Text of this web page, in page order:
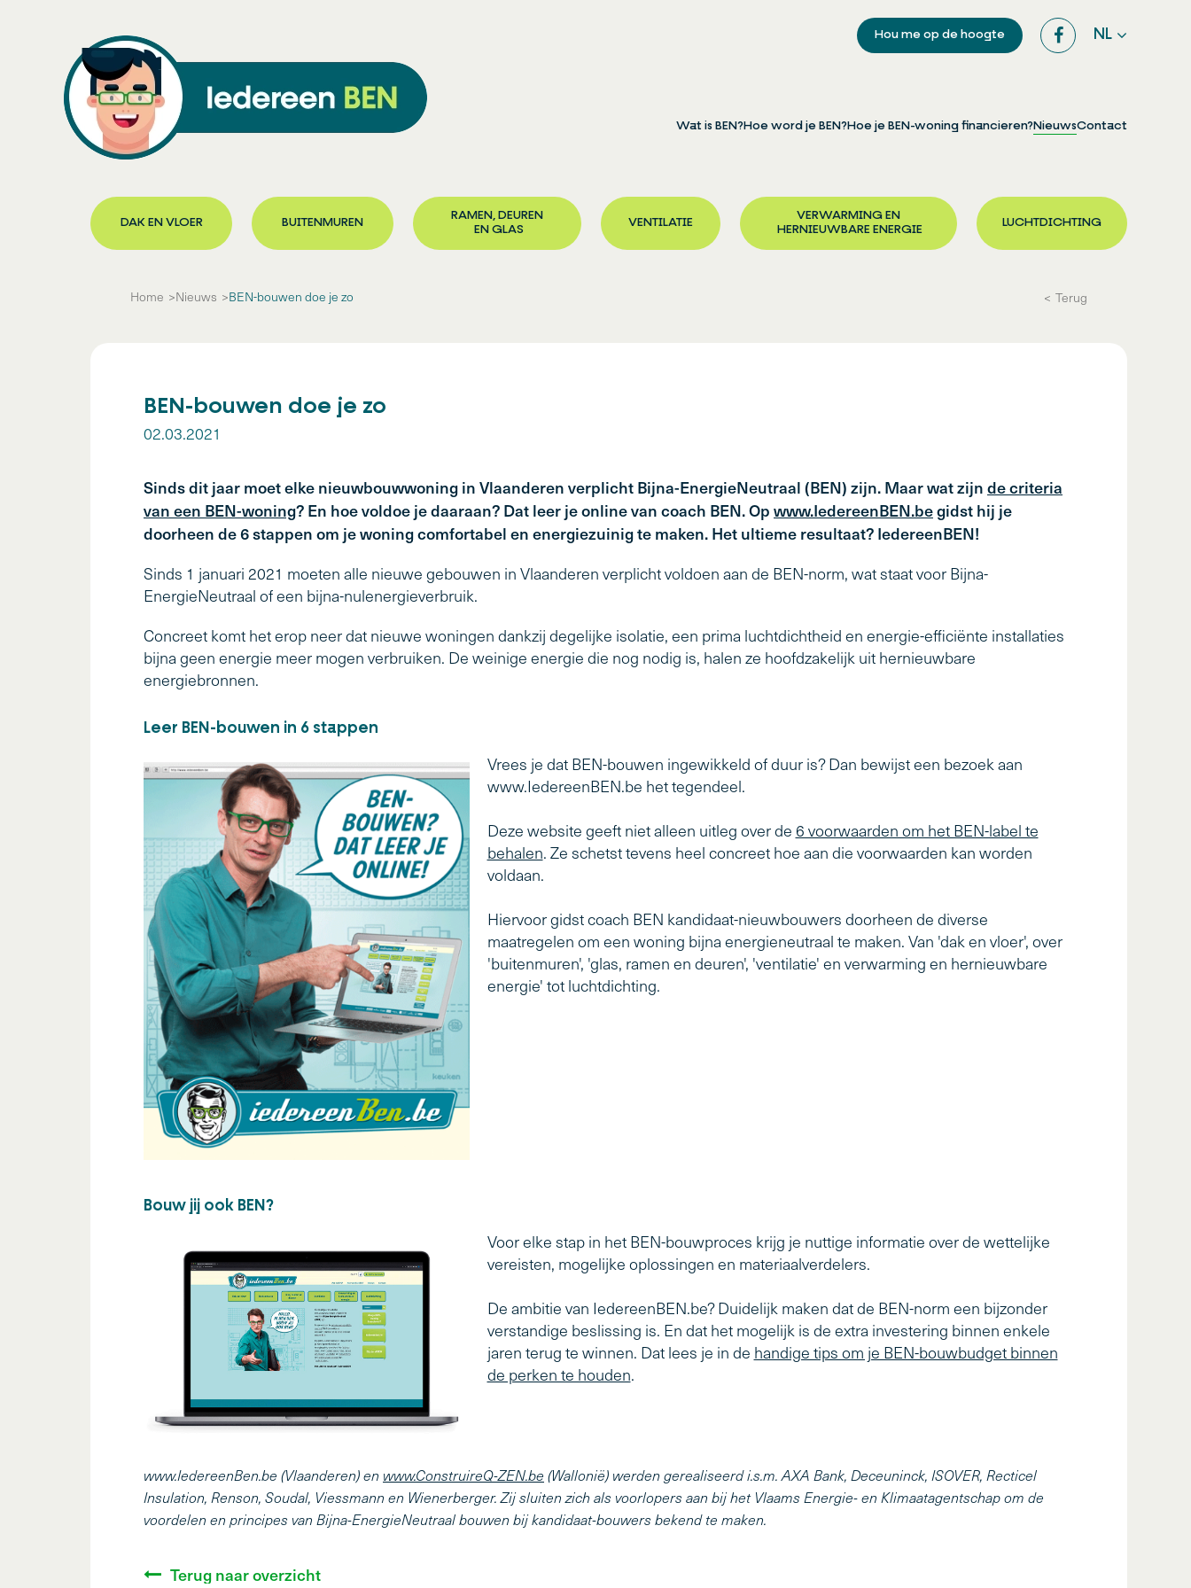
Hou me op de hoogte NL
Wat is BEN?Hoe word je BEN?Hoe je BEN-woning financieren?NieuwsContact
DAK EN VLOER BUITENMUREN
RAMEN, DEUREN
EN GLAS
VENTILATIE
VERWARMING EN
HERNIEUWBARE ENERGIE
LUCHTDICHTING
Home Nieuws BEN-bouwen doe je zo Terug
BEN-bouwen doe je zo
02.03.2021
Sinds dit jaar moet elke nieuwbouwwoning in Vlaanderen verplicht Bijna-EnergieNeutraal (BEN) zijn. Maar wat zijnde criteria
van een BEN-woning? En hoe voldoe je daaraan? Dat leer je online van coach BEN. Opwww.IedereenBEN.begidst hij je
doorheen de 6 stappen om je woning comfortabel en energiezuinig te maken. Het ultieme resultaat? IedereenBEN!
Sinds 1 januari 2021 moeten alle nieuwe gebouwen in Vlaanderen verplicht voldoen aan de BEN-norm, wat staat voor Bijna-
EnergieNeutraal of een bijna-nulenergieverbruik.
Concreet komt het erop neer dat nieuwe woningen dankzij degelijke isolatie, een prima luchtdichtheid en energie-efficiënte installaties
bijna geen energie meer mogen verbruiken. De weinige energie die nog nodig is, halen ze hoofdzakelijk uit hernieuwbare
energiebronnen.
Leer BEN-bouwen in 6 stappen
Vrees je dat BEN-bouwen ingewikkeld of duur is? Dan bewijst een bezoek aan
www.IedereenBEN.be het tegendeel.
Deze website geeft niet alleen uitleg over de 6 voorwaarden om het BEN-label te
behalen. Ze schetst tevens heel concreet hoe aan die voorwaarden kan worden
voldaan.
Hiervoor gidst coach BEN kandidaat-nieuwbouwers doorheen de diverse
maatregelen om een woning bijna energieneutraal te maken. Van 'dak en vloer', over
'buitenmuren', 'glas, ramen en deuren', 'ventilatie' en verwarming en hernieuwbare
energie' tot luchtdichting.
Bouw jij ook BEN?
Voor elke stap in het BEN-bouwproces krijg je nuttige informatie over de wettelijke
vereisten, mogelijke oplossingen en materiaalverdelers.
De ambitie van IedereenBEN.be? Duidelijk maken dat de BEN-norm een bijzonder
verstandige beslissing is. En dat het mogelijk is de extra investering binnen enkele
jaren terug te winnen. Dat lees je in de handige tips om je BEN-bouwbudget binnen
de perken te houden.
www.IedereenBen.be (Vlaanderen) en www.ConstruireQ-ZEN.be (Wallonië) werden gerealiseerd i.s.m. AXA Bank, Deceuninck, ISOVER, Recticel
Insulation, Renson, Soudal, Viessmann en Wienerberger. Zij sluiten zich als voorlopers aan bij het Vlaams Energie- en Klimaatagentschap om de
voordelen en principes van Bijna-EnergieNeutraal bouwen bij kandidaat-bouwers bekend te maken.
Terug naar overzicht